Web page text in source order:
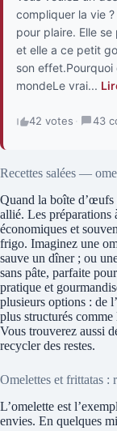
compliquer la vie
pour plaire. Elle
et elle a ce petit
son
mondeLe vrai...
42 votes · 43
Recettes salées —
Quand la boîte
allié. Les préparations
économiques et
frigo. Imaginez une
sauve un dîner ; ou
sans pâte, parfaite
pratique et
plusieurs options : de
plus structurés
Vous trouverez aussi
recycler des restes.
Omelettes et frittatas :
L’omelette est
envies. En quelques